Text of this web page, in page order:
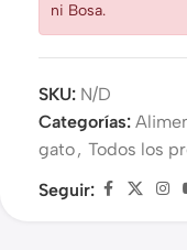
ni Bosa.
SKU: N/D
Categorías:
gato, Todos los
Seguir: